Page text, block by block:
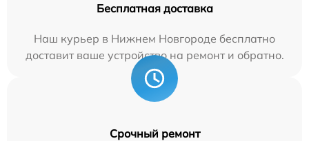
Бесплатная доставка
Наш курьер в Нижнем Новгороде бесплатно
доставит ваше устройство на ремонт и обратно.
Срочный ремонт